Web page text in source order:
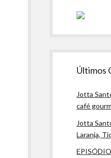
Últimos
Jotta
café
Jotta
Laranja,